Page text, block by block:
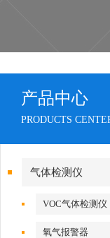
产品中心
PRODUCTS
气体检测仪
VOC气体检测仪
氧气报警器